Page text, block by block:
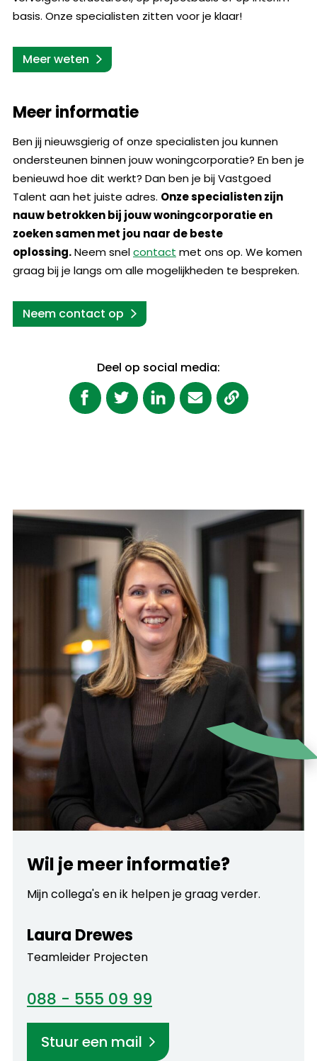
basis. Onze specialisten zitten voor je klaar!
Meer weten
Meer informatie
Ben jij nieuwsgierig of onze specialisten jou kunnen
ondersteunen binnen jouw woningcorporatie? En ben je
benieuwd hoe dit werkt? Dan ben je bij Vastgoed
Talent aan het juiste adres. Onze specialisten zijn
nauw betrokken bij jouw woningcorporatie en
zoeken samen met jou naar de beste
oplossing.Neem snelcontact met ons op. We komen
graag bij je langs om alle mogelijkheden te bespreken.
Neem contact op
Deel op social media:
Wil je meer informatie?
Mijn collega's en ik helpen je graag verder.
Laura Drewes
Teamleider Projecten
088 - 555 09 99
Stuur een mail